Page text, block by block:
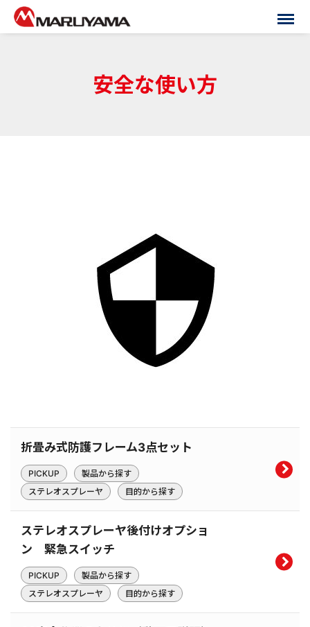
安全な使い方
折畳み式防護フレーム3点セット
PICKUP
製品から探す
ステレオスプレーヤ
目的から探す
ステレオスプレーヤ後付けオプショ
ン 緊急スイッチ
PICKUP
製品から探す
ステレオスプレーヤ
目的から探す